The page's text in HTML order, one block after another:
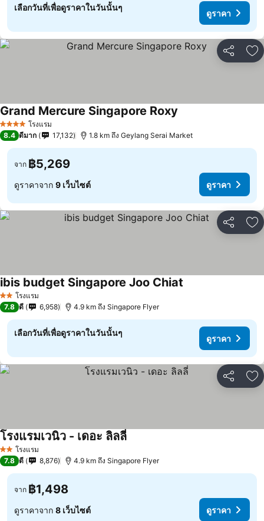
เลือกวันที่เพื่อดูราคาในวันนั้นๆ
ดูราคา
แชร์ เ
4 ดาว โรงแรม
Grand Mercure Singapore Roxy
8.4 ดีมาก 17,132 1.8 km ถึง Geylang Serai Market
จาก ฿5,269
ดูราคาจาก 9 เว็บไซต์ ดูราคา
แชร์ เ
2 ดาวโรงแรม
ibis budget Singapore Joo Chiat
7.8 ดี 6,958 4.9 km ถึง Singapore Flyer
เลือกวันที่เพื่อดูราคาในวันนั้นๆ
ดูราคา
แชร์ เ
2 ดาวโรงแรม
โรงแรมเวนิว - เดอะ ลิลลี่
7.8 ดี 8,876 4.9 km ถึง Singapore Flyer
จาก ฿1,498
ดูราคาจาก 8 เว็บไซต์ ดูราคา